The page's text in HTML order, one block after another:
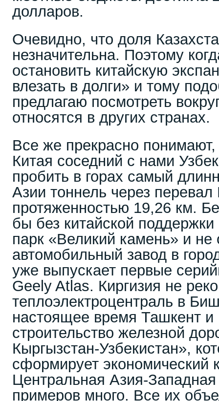
долларов.
Очевидно, что доля
незначительна. Поэтому
остановить китайскую
влезать в долги» и тому
предлагаю посмотреть
относятся в других странах.
Все же прекрасно
Китая соседний с нами
пробить в горах самый
Азии тоннель через перевал
протяженностью 19,26 км.
бы без китайской
парк «Великий камень» и
автомобильный завод в
уже выпускает первые
Geely Atlas. Киргизия не
теплоэлектроцентраль в
настоящее время Ташкент
строительство железной
Кыргызстан-Узбекистан»,
сформирует экономический
Центральная Азия-
примеров много. Все их